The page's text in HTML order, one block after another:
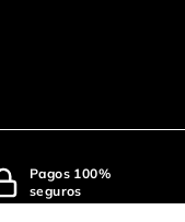
Pagos 100%
seguros